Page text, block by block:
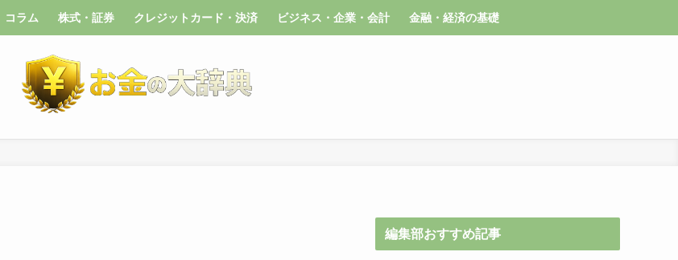
コラム 株式・証券 クレジットカード・決済 ビジネス・企業・会計 金融・経済の基礎
編集部おすすめ記事